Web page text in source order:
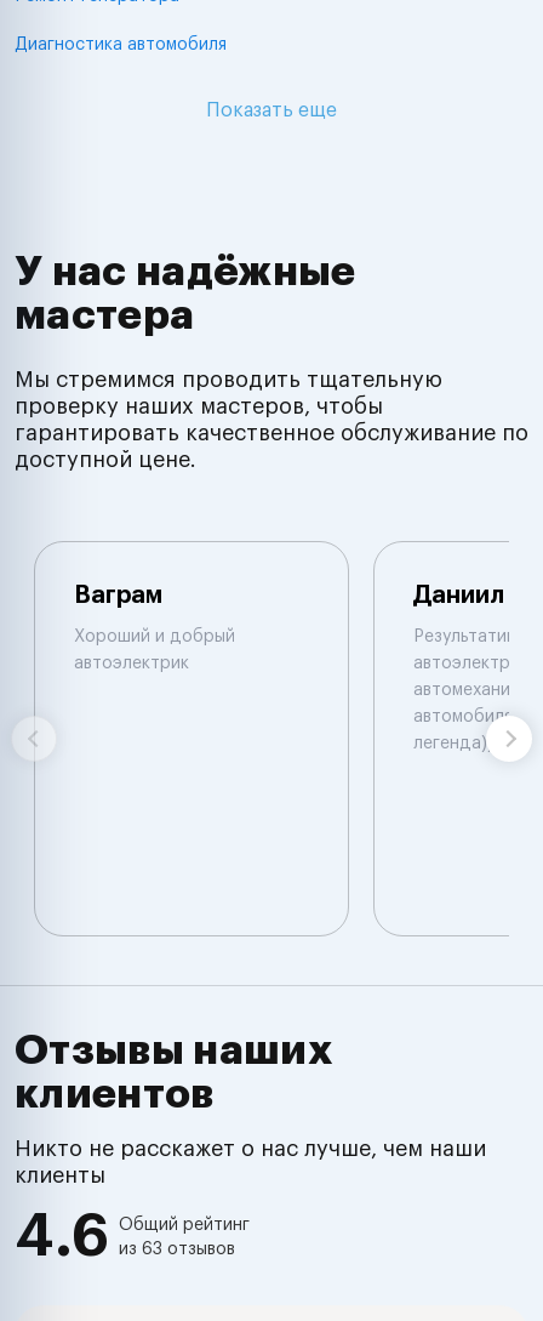
Диагностика автомобиля
Показать еще
У нас надёжные
мастера
Мы стремимся проводить тщательную
проверку наших мастеров, чтобы
гарантировать качественное обслуживание по
доступной цене.
Ваграм
Хороший и добрый
автоэлектрик
Даниил
автоэлектрик и
автомеханик
автомобилям.
легенда))
Отзывы наших
клиентов
Никто не расскажет о нас лучше, чем наши
клиенты
4.6
Общий рейтинг
из 63 отзывов